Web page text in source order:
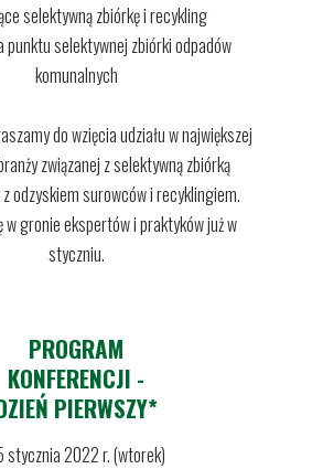
selektywną zbiórkę i recykling
selektywnej zbiórki odpadów
komunalnych
do wzięcia udziału w największej
związanej z selektywną zbiórką
odzyskiem surowców i recyklingiem.
w gronie ekspertów i praktyków już w
styczniu.
PROGRAM
KONFERENCJI -
PIERWSZY*
stycznia 2022 r. (wtorek)